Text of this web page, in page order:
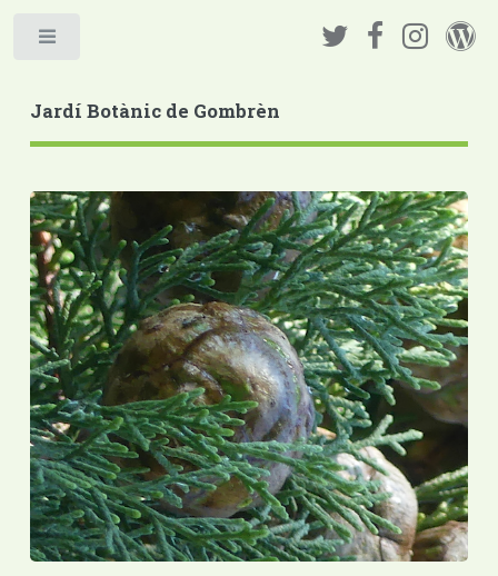
Jardí Botànic de Gombrèn